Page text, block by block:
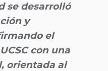
se desarrolló
y
el
con una
orientada al